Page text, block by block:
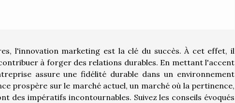
l'innovation marketing est la clé du succès. À cet effet, il
à forger des relations durables. En mettant l'accent
assure une fidélité durable dans un environnement
prospère sur le marché actuel, un marché où la pertinence,
des impératifs incontournables. Suivez les conseils évoqués